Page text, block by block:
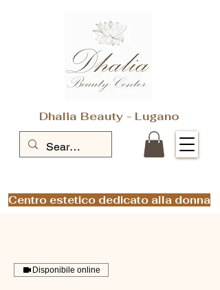
Centro estetico dedicato alla donna
Dhalia Beauty - Lugano
Disponibile online